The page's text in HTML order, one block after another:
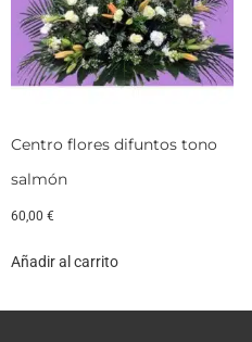
Centro flores difuntos tono
salmón
60,00 €
Añadir al carrito